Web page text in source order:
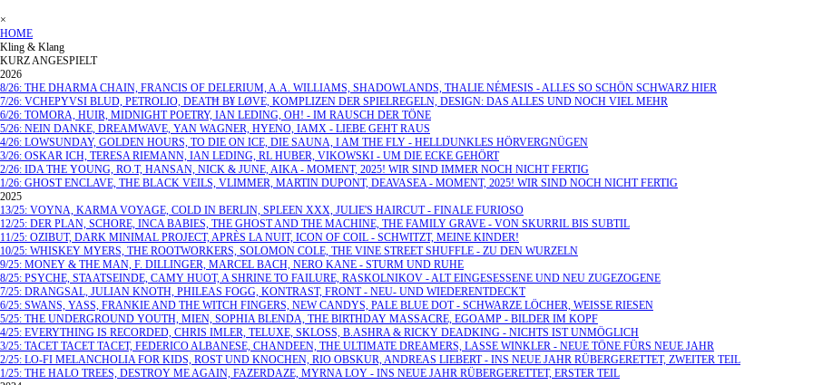
×
HOME
Kling & Klang
KURZ ANGESPIELT
2026
8/26: THE DHARMA CHAIN, FRANCIS OF DELERIUM, A.A. WILLIAMS, SHADOWLANDS, THALIE NÉMESIS - ALLES SO SCHÖN SCHWARZ HIER
7/26: VCHEPYVSI BLUD, PETROLIO, DEATĦ B¥ LØVE, KOMPLIZEN DER SPIELREGELN, DESIGN: DAS ALLES UND NOCH VIEL MEHR
6/26: TOMORA, HUIR, MIDNIGHT POETRY, IAN LEDING, OH! - IM RAUSCH DER TÖNE
5/26: NEIN DANKE, DREAMWAVE, YAN WAGNER, HYENO, IAMX - LIEBE GEHT RAUS
4/26: LOWSUNDAY, GOLDEN HOURS, TO DIE ON ICE, DIE SAUNA, I AM THE FLY - HELLDUNKLES HÖRVERGNÜGEN
3/26: OSKAR ICH, TERESA RIEMANN, IAN LEDING, RL HUBER, VIKOWSKI - UM DIE ECKE GEHÖRT
2/26: IDA THE YOUNG, RO.T, HANSAN, NICK & JUNE, AIKA - MOMENT, 2025! WIR SIND IMMER NOCH NICHT FERTIG
1/26: GHOST ENCLAVE, THE BLACK VEILS, VLIMMER, MARTIN DUPONT, DEAVASEA - MOMENT, 2025! WIR SIND NOCH NICHT FERTIG
2025
13/25: VOYNA, KARMA VOYAGE, COLD IN BERLIN, SPLEEN XXX, JULIE'S HAIRCUT - FINALE FURIOSO
12/25: DER PLAN, SCHORE, INCA BABIES, THE GHOST AND THE MACHINE, THE FAMILY GRAVE - VON SKURRIL BIS SUBTIL
11/25: OZIBUT, DARK MINIMAL PROJECT, APRÈS LA NUIT, ICON OF COIL - SCHWITZT, MEINE KINDER!
10/25: WHISKEY MYERS, THE ROOTWORKERS, SOLOMON COLE, THE VINE STREET SHUFFLE - ZU DEN WURZELN
9/25: MONEY & THE MAN, F. DILLINGER, MARCEL BACH, NERO KANE - STURM UND RUHE
8/25: PSYCHE, STAATSEINDE, CAMY HUOT, A SHRINE TO FAILURE, RASKOLNIKOV - ALT EINGESESSENE UND NEU ZUGEZOGENE
7/25: DRANGSAL, JULIAN KNOTH, PHILEAS FOGG, KONTRAST, FRONT - NEU- UND WIEDERENTDECKT
6/25: SWANS, YASS, FRANKIE AND THE WITCH FINGERS, NEW CANDYS, PALE BLUE DOT - SCHWARZE LÖCHER, WEISSE RIESEN
5/25: THE UNDERGROUND YOUTH, MIEN, SOPHIA BLENDA, THE BIRTHDAY MASSACRE, EGOAMP - BILDER IM KOPF
4/25: EVERYTHING IS RECORDED, CHRIS IMLER, TELUXE, SKLOSS, B.ASHRA & RICKY DEADKING - NICHTS IST UNMÖGLICH
3/25: TACET TACET TACET, FEDERICO ALBANESE, CHANDEEN, THE ULTIMATE DREAMERS, LASSE WINKLER - NEUE TÖNE FÜRS NEUE JAHR
2/25: LO-FI MELANCHOLIA FOR KIDS, ROST UND KNOCHEN, RIO OBSKUR, ANDREAS LIEBERT - INS NEUE JAHR RÜBERGERETTET, ZWEITER TEIL
1/25: THE HALO TREES, DESTROY ME AGAIN, FAZERDAZE, MYRNA LOY - INS NEUE JAHR RÜBERGERETTET, ERSTER TEIL